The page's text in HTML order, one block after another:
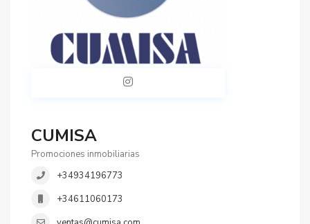
CUMISA
Promociones inmobiliarias
+34934196773
+34611060173